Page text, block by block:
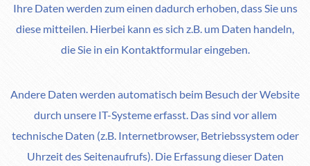
Ihre Daten werden zum einen dadurch erhoben, dass Sie uns
diese mitteilen. Hierbei kann es sich z.B. um Daten handeln,
die Sie in ein Kontaktformular eingeben.
Andere Daten werden automatisch beim Besuch der Website
durch unsere IT-Systeme erfasst. Das sind vor allem
technische Daten (z.B. Internetbrowser, Betriebssystem oder
Uhrzeit des Seitenaufrufs). Die Erfassung dieser Daten